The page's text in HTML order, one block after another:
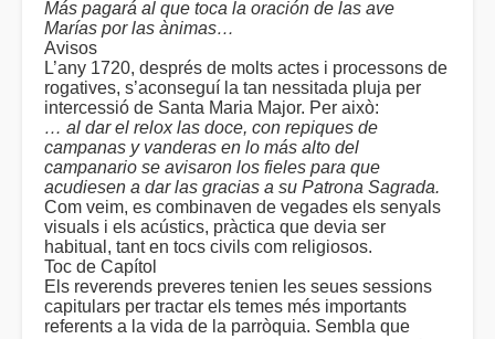
Más pagará al que toca la oración de las ave
Marías por las ànimas…
Avisos
L’any 1720, després de molts actes i processons de
rogatives, s’aconseguí la tan nessitada pluja per
intercessió de Santa Maria Major. Per això:
… al dar el relox las doce, con repiques de
campanas y vanderas en lo más alto del
campanario se avisaron los fieles para que
acudiesen a dar las gracias a su Patrona Sagrada.
Com veim, es combinaven de vegades els senyals
visuals i els acústics, pràctica que devia ser
habitual, tant en tocs civils com religiosos.
Toc de Capítol
Els reverends preveres tenien les seues sessions
capitulars per tractar els temes més importants
referents a la vida de la parròquia. Sembla que